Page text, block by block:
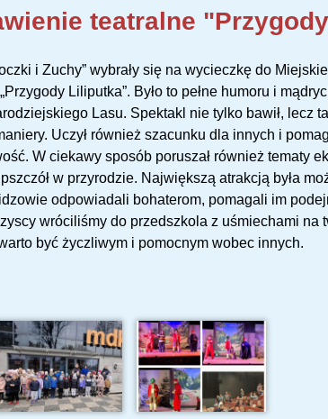
teatralne
i Zuchy” wybrały się na wycieczkę do
Liliputka”. Było to pełne humoru i
Lasu. Spektakl nie tylko bawił, lecz
Uczył również szacunku dla innych i
W ciekawy sposób poruszał również tematy
w przyrodzie. Największą atrakcją była
odpowiadali bohaterom, pomagali im
wróciliśmy do przedszkola z uśmiechami na
być życzliwym i pomocnym wobec innych.